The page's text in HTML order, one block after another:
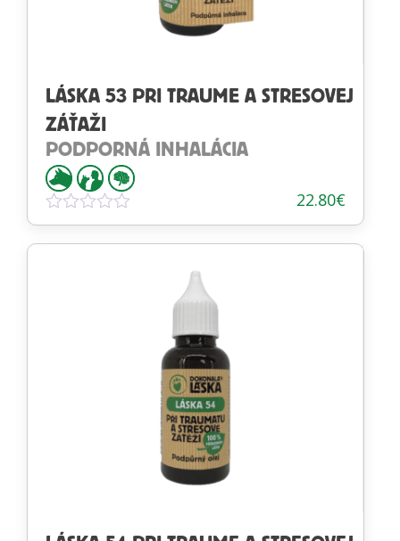
LÁSKA 53 PRI TRAUME A STRESOVEJ
ZÁŤAŽI
PODPORNÁ INHALÁCIA
Hodnotenie
0
22.80€